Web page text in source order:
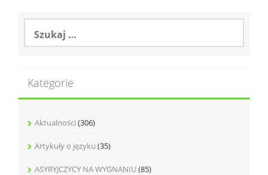
Szukaj:
Kategorie
Aktualności (306)
Artykuły o języku (35)
ASYRYJCZYCY NA WYGNANIU(85)